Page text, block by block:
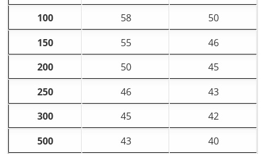
100
58
50
150
55
46
200
50
45
250
46
43
300
45
42
500
43
40